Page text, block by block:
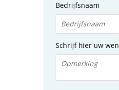
Bedrijfsnaam
Schrijf hier uw